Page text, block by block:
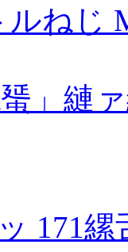
ねじ
」縺
171